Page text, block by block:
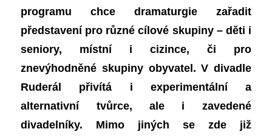
programu chce dramaturgie zařadit
představení pro různé cílové skupiny – děti i
seniory, místní i cizince, či pro
znevýhodněné skupiny obyvatel. V divadle
Ruderál přivítá i experimentální a
alternativní tvůrce, ale i zavedené
divadelníky. Mimo jiných se zde již